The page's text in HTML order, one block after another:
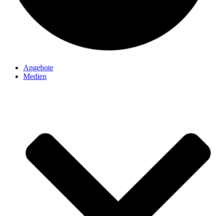
Angebote
Medien